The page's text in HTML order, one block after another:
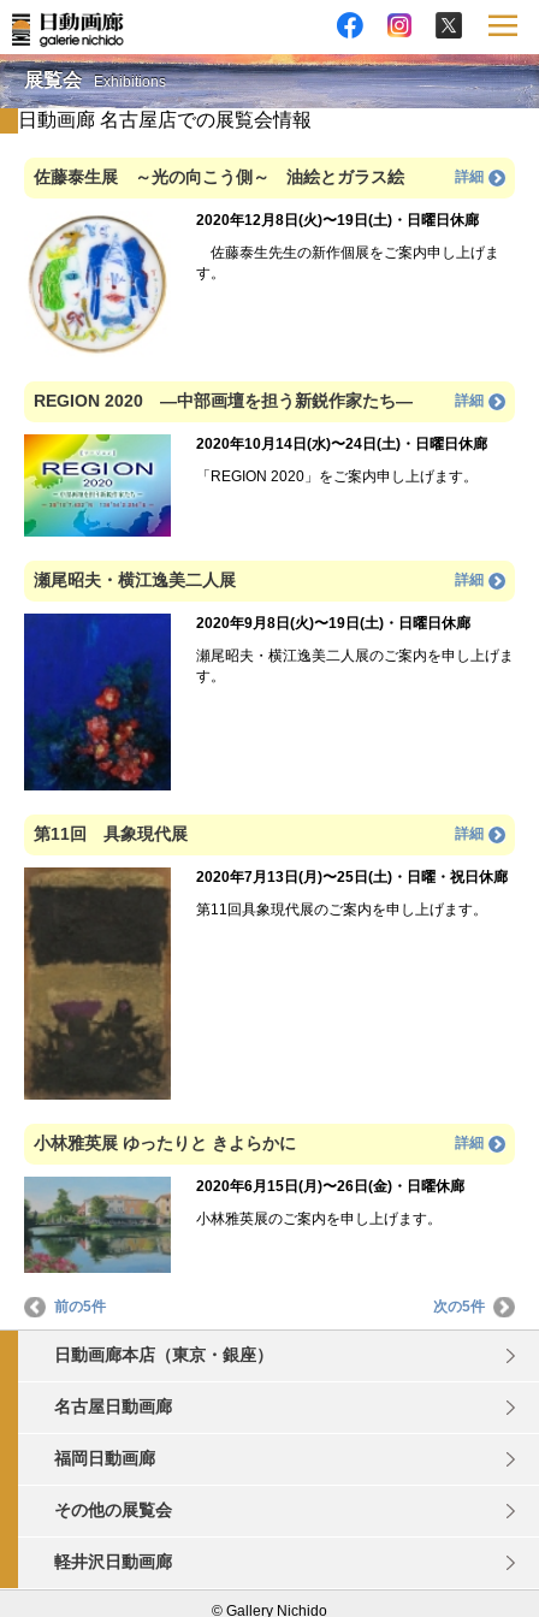
展覧会 Exhibitions
日動画廊 名古屋店での展覧会情報
佐藤泰生展 ～光の向こう側～ 油絵とガラス絵 詳細
2020年12月8日(火)〜19日(土)・日曜日休廊
佐藤泰生先生の新作個展をご案内申し上げま
す。
REGION 2020 ―中部画壇を担う新鋭作家たち― 詳細
2020年10月14日(水)〜24日(土)・日曜日休廊
「REGION 2020」をご案内申し上げます。
瀬尾昭夫・横江逸美二人展 詳細
2020年9月8日(火)〜19日(土)・日曜日休廊
瀬尾昭夫・横江逸美二人展のご案内を申し上げま
す。
第11回 具象現代展 詳細
2020年7月13日(月)〜25日(土)・日曜・祝日休廊
第11回具象現代展のご案内を申し上げます。
小林雅英展 ゆったりと きよらかに 詳細
2020年6月15日(月)〜26日(金)・日曜休廊
小林雅英展のご案内を申し上げます。
前の5件 次の5件
日動画廊本店（東京・銀座）
名古屋日動画廊
福岡日動画廊
その他の展覧会
軽井沢日動画廊
© Gallery Nichido